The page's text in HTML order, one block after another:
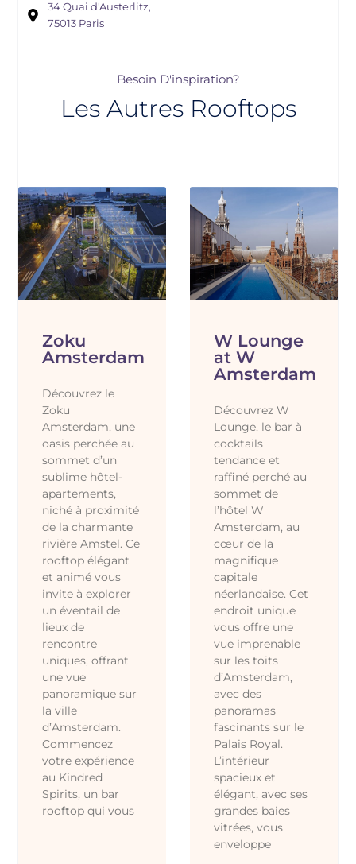
34 Quai d'Austerlitz,
75013 Paris
Besoin D'inspiration?
Les Autres Rooftops
Zoku
Amsterdam
Découvrez le
Zoku
Amsterdam, une
oasis perchée au
sommet d’un
sublime hôtel-
apartements,
niché à proximité
de la charmante
rivière Amstel. Ce
rooftop élégant
et animé vous
invite à explorer
un éventail de
lieux de
rencontre
uniques, offrant
une vue
panoramique sur
la ville
d’Amsterdam.
Commencez
votre expérience
au Kindred
Spirits, un bar
rooftop qui vous
W Lounge
at W
Amsterdam
Découvrez W
Lounge, le bar à
cocktails
tendance et
raffiné perché au
sommet de
l’hôtel W
Amsterdam, au
cœur de la
magnifique
capitale
néerlandaise. Cet
endroit unique
vous offre une
vue imprenable
sur les toits
d’Amsterdam,
avec des
panoramas
fascinants sur le
Palais Royal.
L’intérieur
spacieux et
élégant, avec ses
grandes baies
vitrées, vous
enveloppe